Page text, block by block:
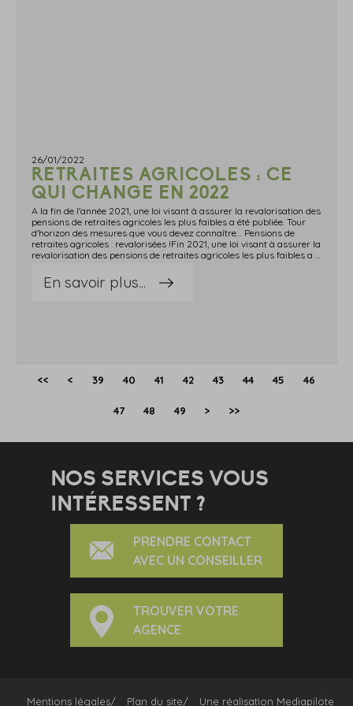
26/01/2022
RETRAITES AGRICOLES : CE
QUI CHANGE EN 2022
A la fin de l'année 2021, une loi visant à assurer la revalorisation des
pensions de retraites agricoles les plus faibles a été publiée. Tour
d'horizon des mesures que vous devez connaître… Pensions de
retraites agricoles : revalorisées !Fin 2021, une loi visant à assurer la
revalorisation des pensions de retraites agricoles les plus faibles a été publiée et prévoit, dès le 1er janvier 2022 :la création d'un montant unique de pension majorée de référence (PMR) pour tous les non-salariés agricoles (fixé actuellement à 699,07 €) ;le renforcement de l'information des assurés sur l'ASPA ;la limitation du statut de conjoint collaborateur de chef d'exploitation ou d'entreprise agricole à 5 ans dans le but d'inciter les personnes concernées à privilégier un statut plus protecteur (salarié ou co-exploitant).Source : Loi n° 2021-1679 du 17 décembre 2021 visant à assurer la revalorisation des pensions de retraites agricoles les plus faiblesRetraites agricoles : ce qui change en 2022 © Copyright WebLex - 2022
En savoir plus...
<< < 39 40 41 42 43 44 45 46
47 48 49 > >>
NOS SERVICES VOUS
INTÉRESSENT ?
PRENDRE CONTACT
AVEC UN CONSEILLER
TROUVER VOTRE
AGENCE
Mentions légales Plan du site Une réalisation Mediapilote